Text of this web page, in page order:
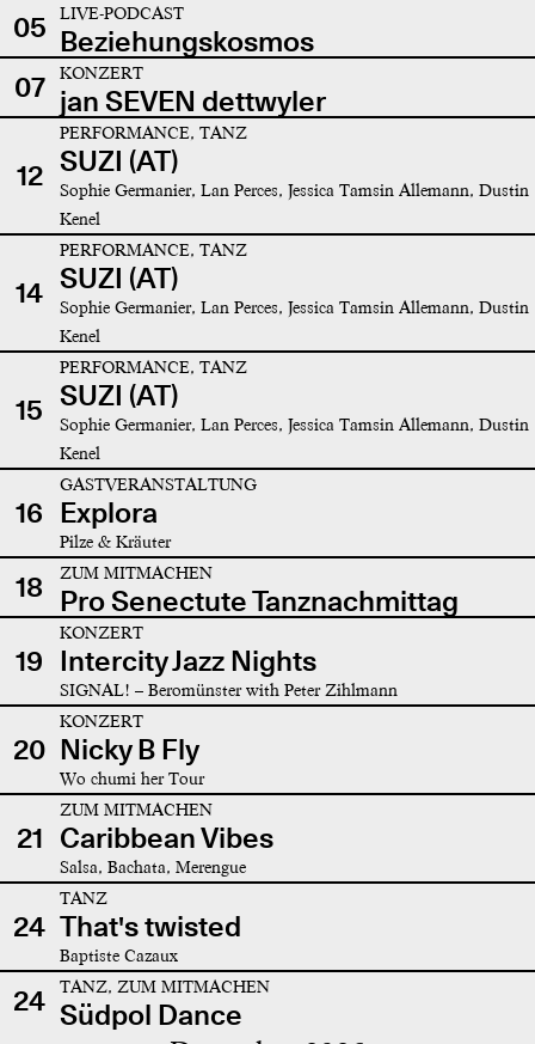
05 LIVE-PODCAST
Beziehungskosmos
07
KONZERT
jan SEVEN dettwyler
12
PERFORMANCE, TANZ
SUZI (AT)
Sophie Germanier, Lan Perces, Jessica Tamsin Allemann, Dustin
Kenel
14
PERFORMANCE, TANZ
SUZI (AT)
Sophie Germanier, Lan Perces, Jessica Tamsin Allemann, Dustin
Kenel
15
PERFORMANCE, TANZ
SUZI (AT)
Sophie Germanier, Lan Perces, Jessica Tamsin Allemann, Dustin
Kenel
16
GASTVERANSTALTUNG
Explora
Pilze & Kräuter
18 ZUM MITMACHEN
Pro Senectute Tanznachmittag
19
KONZERT
Intercity Jazz Nights
SIGNAL! – Beromünster with Peter Zihlmann
20
KONZERT
Nicky B Fly
Wo chumi her Tour
21
ZUM MITMACHEN
Caribbean Vibes
Salsa, Bachata, Merengue
24
TANZ
That's twisted
Baptiste Cazaux
24 TANZ, ZUM MITMACHEN
Südpol Dance